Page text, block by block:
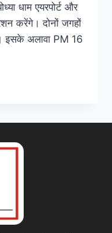
धाम एयरपोर्ट और
करेंगे। दोनों जगहों
इसके अलावा PM 16